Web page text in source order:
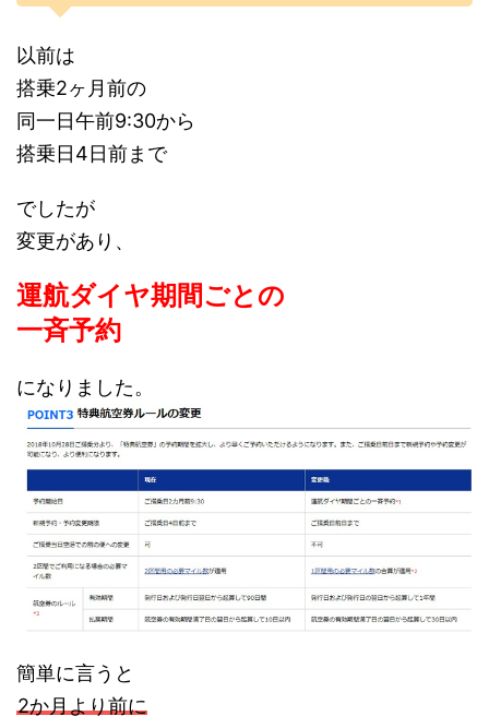
以前は
搭乗2ヶ月前の
同一日午前9:30から
搭乗日4日前まで
でしたが
変更があり、
運航ダイヤ期間ごとの
一斉予約
になりました。
簡単に言うと
2か月より前に